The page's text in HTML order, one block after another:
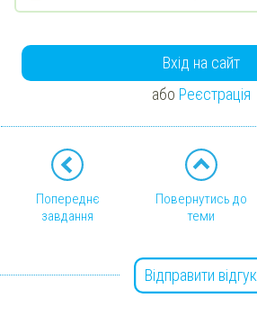
Вхід на сайт
або Реєстрація
Попереднє
завдання
Повернутись до
теми
Відправити відгук